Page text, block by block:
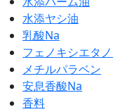
水添ヤシ油
乳酸Na
フェノキシエタ
メチルパラベン
安息香酸Na
香料